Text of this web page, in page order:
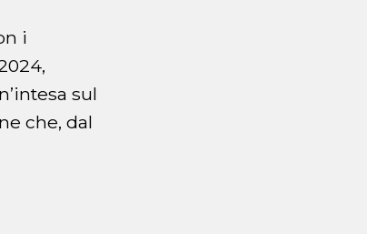
i
sul
che, dal